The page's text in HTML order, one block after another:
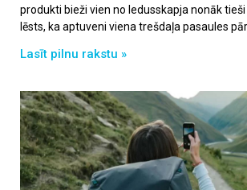
produkti bieži vien no ledusskapja nonāk
lēsts, ka aptuveni viena trešdaļa pasaules
Lasīt pilnu rakstu »